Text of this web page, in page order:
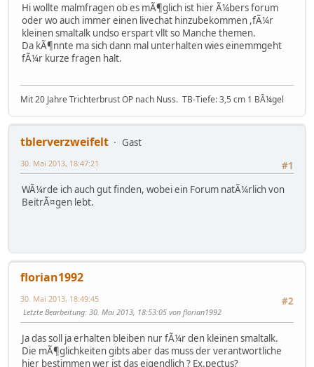
Hi wollte malmfragen ob es mÃ¶glich ist hier Ã¼bers forum
oder wo auch immer einen livechat hinzubekommen ,fÃ¼r
kleinen smaltalk undso erspart vllt so Manche themen.
Da kÃ¶nnte ma sich dann mal unterhalten wies einemmgeht
fÃ¼r kurze fragen halt.
Mit 20 Jahre Trichterbrust OP nach Nuss. TB-Tiefe: 3,5 cm 1 BÃ¼gel
tblerverzweifelt
Gast
#1
30. Mai 2013, 18:47:21
WÃ¼rde ich auch gut finden, wobei ein Forum natÃ¼rlich von
BeitrÃ¤gen lebt.
florian1992
#2
30. Mai 2013, 18:49:45
Letzte Bearbeitung: 30. Mai 2013, 18:53:05 von florian1992
Ja das soll ja erhalten bleiben nur fÃ¼r den kleinen smaltalk.
Die mÃ¶glichkeiten gibts aber das muss der verantwortliche
hier bestimmen wer ist das eigendlich ? Ex.pectus?